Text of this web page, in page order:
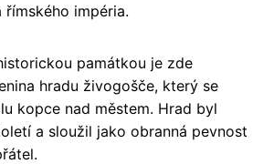
římského impéria.
památkou je zde
hradu živogošče, který se
kopce nad městem. Hrad byl
a sloužil jako obranná pevnost